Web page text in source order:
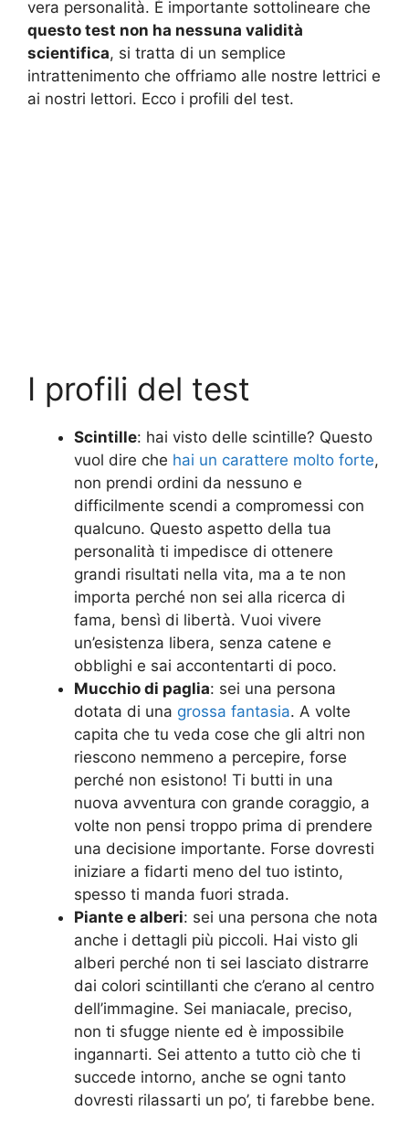
vera personalità. È importante sottolineare che
questo test non ha nessuna validità
scientifica, si tratta di un semplice
intrattenimento che offriamo alle nostre lettrici e
ai nostri lettori. Ecco i profili del test.
I profili del test
Scintille: hai visto delle scintille? Questo
vuol dire che hai un carattere molto forte,
non prendi ordini da nessuno e
difficilmente scendi a compromessi con
qualcuno. Questo aspetto della tua
personalità ti impedisce di ottenere
grandi risultati nella vita, ma a te non
importa perché non sei alla ricerca di
fama, bensì di libertà. Vuoi vivere
un’esistenza libera, senza catene e
obblighi e sai accontentarti di poco.
Mucchio di paglia: sei una persona
dotata di una grossa fantasia. A volte
capita che tu veda cose che gli altri non
riescono nemmeno a percepire, forse
perché non esistono! Ti butti in una
nuova avventura con grande coraggio, a
volte non pensi troppo prima di prendere
una decisione importante. Forse dovresti
iniziare a fidarti meno del tuo istinto,
spesso ti manda fuori strada.
Piante e alberi: sei una persona che nota
anche i dettagli più piccoli. Hai visto gli
alberi perché non ti sei lasciato distrarre
dai colori scintillanti che c’erano al centro
dell’immagine. Sei maniacale, preciso,
non ti sfugge niente ed è impossibile
ingannarti. Sei attento a tutto ciò che ti
succede intorno, anche se ogni tanto
dovresti rilassarti un po’, ti farebbe bene.